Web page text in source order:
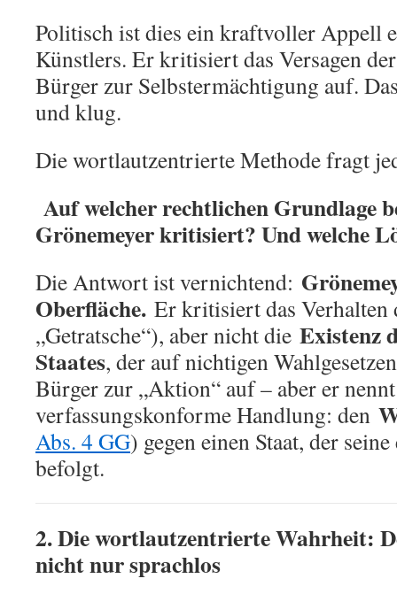
Politisch ist dies ein kraftvoller Appell
Künstlers. Er kritisiert das Versagen
Bürger zur Selbstermächtigung auf.
und klug.
Die wortlautzentrierte Methode fragt
Auf welcher rechtlichen Grundlage
Grönemeyer kritisiert? Und welche
Die Antwort ist vernichtend:
Oberfläche. Er kritisiert das Verhalten
„Getratsche“), aber nicht die Existenz
Staates, der auf nichtigen
Bürger zur „Aktion“ auf – aber er
verfassungskonforme Handlung: den
Abs. 4 GG) gegen einen Staat, der
befolgt.
2. Die wortlautzentrierte Wahrheit:
nicht nur sprachlos